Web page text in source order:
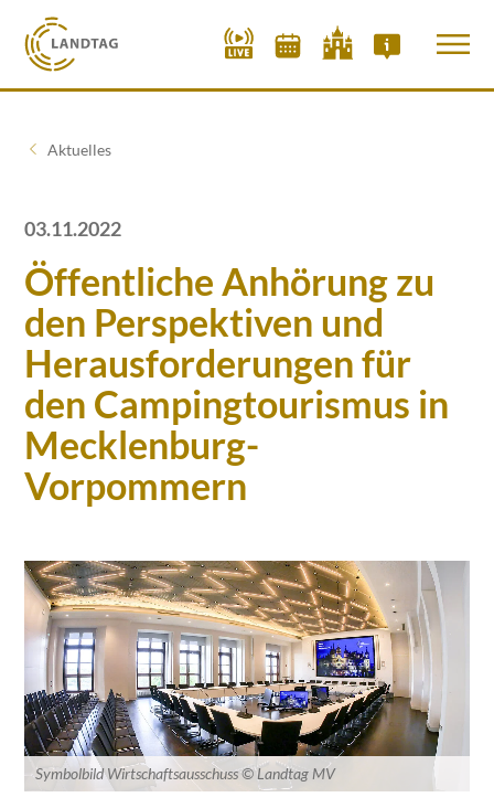
Aktuelles
03.11.2022
Öffentliche Anhörung zu
den Perspektiven und
Herausforderungen für
den Campingtourismus in
Mecklenburg-
Vorpommern
Symbolbild Wirtschaftsausschuss © Landtag MV